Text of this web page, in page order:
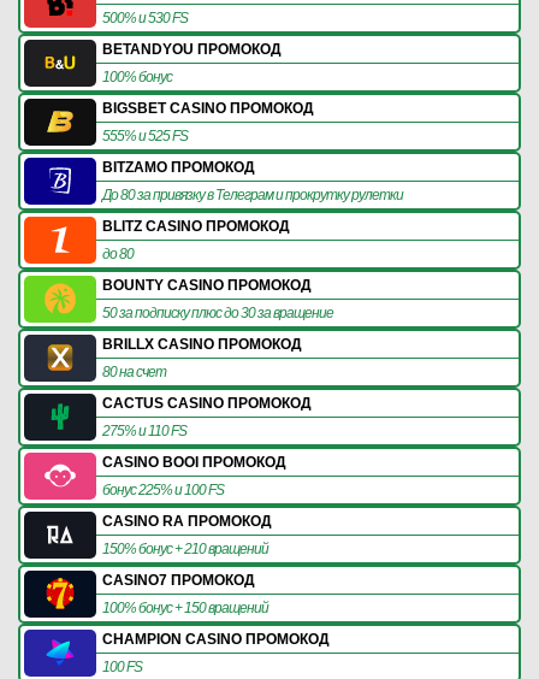
500% и 530 FS
BETANDYOU ПРОМОКОД
100% бонус
BIGSBET CASINO ПРОМОКОД
555% и 525 FS
BITZAMO ПРОМОКОД
До 80 за привязку в Телеграм и прокрутку рулетки
BLITZ CASINO ПРОМОКОД
до 80
BOUNTY CASINO ПРОМОКОД
50 за подписку плюс до 30 за вращение
BRILLX CASINO ПРОМОКОД
80 на счет
CACTUS CASINO ПРОМОКОД
275% и 110 FS
CASINO BOOI ПРОМОКОД
бонус 225% и 100 FS
CASINO RA ПРОМОКОД
150% бонус + 210 вращений
CASINO7 ПРОМОКОД
100% бонус + 150 вращений
CHAMPION CASINO ПРОМОКОД
100 FS